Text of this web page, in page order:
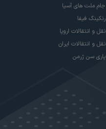
جام ملت های آسیا
رنکینگ فیفا
نقل و انتقالات اروپا
نقل و انتقالات ایران
پاری سن ژرمن